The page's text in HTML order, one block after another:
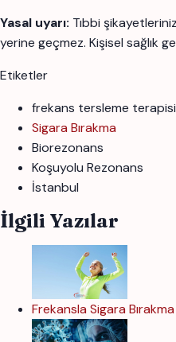
Yasal uyarı: Tıbbi
yerine geçmez. Kişisel sağlık
Etiketler
frekans tersleme
Sigara Bırakma
Biorezonans
Koşuyolu Rezonans
İstanbul
İlgili Yazılar
Frekansla Sigara Bırakma